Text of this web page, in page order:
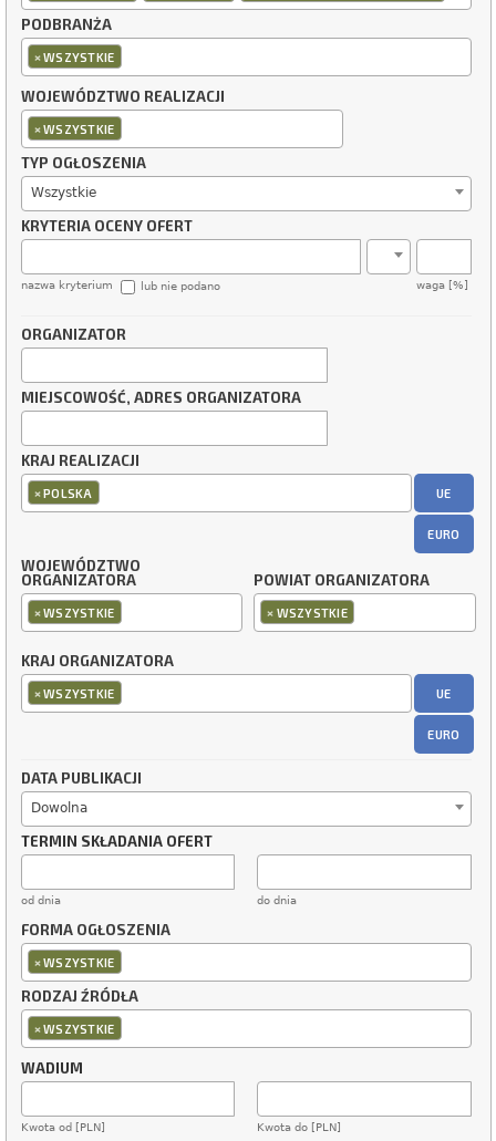
PODBRANŻA
×WSZYSTKIE
WOJEWÓDZTWO REALIZACJI
×WSZYSTKIE
TYP OGŁOSZENIA
Wszystkie
KRYTERIA OCENY OFERT
nazwa kryterium waga [%]
lub nie podano
ORGANIZATOR
MIEJSCOWOŚĆ, ADRES ORGANIZATORA
KRAJ REALIZACJI
×POLSKA UE
EURO
WOJEWÓDZTWO
ORGANIZATORA
×WSZYSTKIE
POWIAT ORGANIZATORA
× WSZYSTKIE
KRAJ ORGANIZATORA
×WSZYSTKIE UE
EURO
DATA PUBLIKACJI
Dowolna
TERMIN SKŁADANIA OFERT
od dnia do dnia
FORMA OGŁOSZENIA
×WSZYSTKIE
RODZAJ ŹRÓDŁA
×WSZYSTKIE
WADIUM
Kwota od [PLN] Kwota do [PLN]